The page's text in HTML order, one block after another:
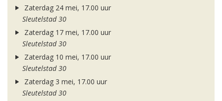
Zaterdag 24 mei, 17.00 uur
Sleutelstad 30
Zaterdag 17 mei, 17.00 uur
Sleutelstad 30
Zaterdag 10 mei, 17.00 uur
Sleutelstad 30
Zaterdag 3 mei, 17.00 uur
Sleutelstad 30